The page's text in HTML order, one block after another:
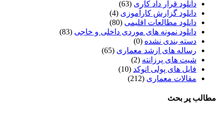
دانلود قرار داد کاری (63)
دانلود گزارش کارآموزی (4)
دانلود مطالعات اقلیمی (80)
دانلود نمونه های موردی داخلی و خاجی (83)
دسته بندی نشده (0)
رساله های ارشد معماری (65)
شیت های پرزانته (2)
فایل های پولی اتوکد (10)
مقالات معماری (212)
مطالب پر بحث